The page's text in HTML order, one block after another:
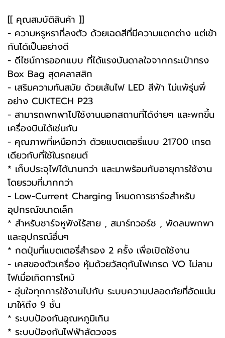
[[ คุณสมบัติสินค้า ]]
- ความหรูหราที่ลงตัว ด้วยเฉดสีที่มีความแตกต่าง แต่เข้า
กันได้เป็นอย่างดี
- ดีไซน์การออกแบบ ที่ได้แรงบันดาลใจจากกระเป๋าทรง
Box Bag สุดคลาสสิก
- เสริมความทันสมัย ด้วยเส้นไฟ LED สีฟ้า ไม่แพ้รุ่นพี่
อย่าง CUKTECH P23
- สามารถพกพาไปใช้งานนอกสถานที่ได้ง่ายๆ และพกขึ้น
เครื่องบินได้เช่นกัน
- คุณภาพที่เหนือกว่า ด้วยแบตเตอรี่แบบ 21700 เกรด
เดียวกับที่ใช้ในรถยนต์
* เก็บประจุไฟได้นานกว่า และมาพร้อมกับอายุการใช้งาน
โดยรวมที่มากกว่า
- Low-Current Charging โหมดการชาร์จสำหรับ
อุปกรณ์ขนาดเล็ก
* สำหรับชาร์จหูฟังไร้สาย , สมาร์ทวอร์ช , พัดลมพกพา
และอุปกรณ์อื่นๆ
* กดปุ่มที่แบตเตอรี่สำรอง 2 ครั้ง เพื่อเปิดใช้งาน
- เคสของตัวเครื่อง หุ้มด้วยวัสดุกันไฟเกรด VO ไม่ลาม
ไฟเมื่อเกิดการไหม้
- อุ่นใจทุกการใช้งานไปกับ ระบบความปลอดภัยที่อัดแน่น
มาให้ถึง 9 ชั้น
* ระบบป้องกันอุณหภูมิเกิน
* ระบบป้องกันไฟฟ้าลัดวงจร